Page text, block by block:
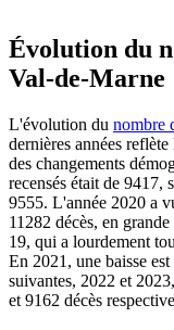
Évolution du
Val-de-Marne
L'évolution du nombre
dernières années
des changements
recensés était de 9417,
9555. L'année 2020 a
11282 décès, en
19, qui a lourdement
En 2021, une baisse
suivantes, 2022 et
et 9162 décès